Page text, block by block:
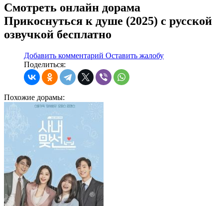
Смотреть онлайн дорама
Прикоснуться к душе (2025) с русской
озвучкой бесплатно
Добавить комментарий Оставить жалобу
Поделиться:
Похожие дорамы: